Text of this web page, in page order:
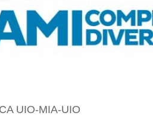
UIO-MIA-UIO